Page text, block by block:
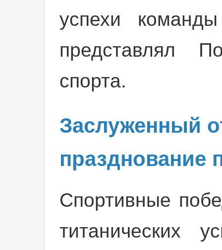
успехи
представлял
спорта.
Заслуженный
празднование
Спортивные
титанических